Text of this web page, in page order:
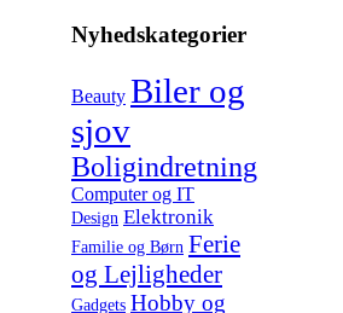
Nyhedskategorier
Beauty Biler og
sjov
Boligindretning
Computer og IT
Design Elektronik
Familie og Børn Ferie
og Lejligheder
Gadgets Hobby og